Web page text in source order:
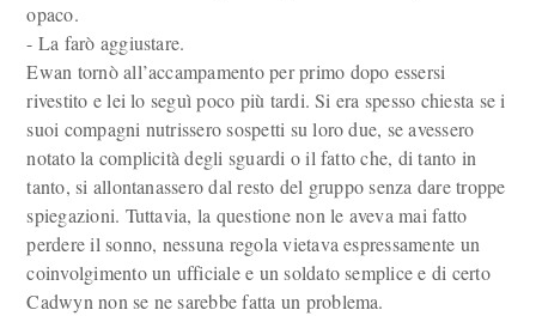
opaco.
- La farò aggiustare.
Ewan tornò all’accampamento per primo dopo essersi
rivestito e lei lo seguì poco più tardi. Si era spesso chiesta se i
suoi compagni nutrissero sospetti su loro due, se avessero
notato la complicità degli sguardi o il fatto che, di tanto in
tanto, si allontanassero dal resto del gruppo senza dare troppe
spiegazioni. Tuttavia, la questione non le aveva mai fatto
perdere il sonno, nessuna regola vietava espressamente un
coinvolgimento un ufficiale e un soldato semplice e di certo
Cadwyn non se ne sarebbe fatta un problema.